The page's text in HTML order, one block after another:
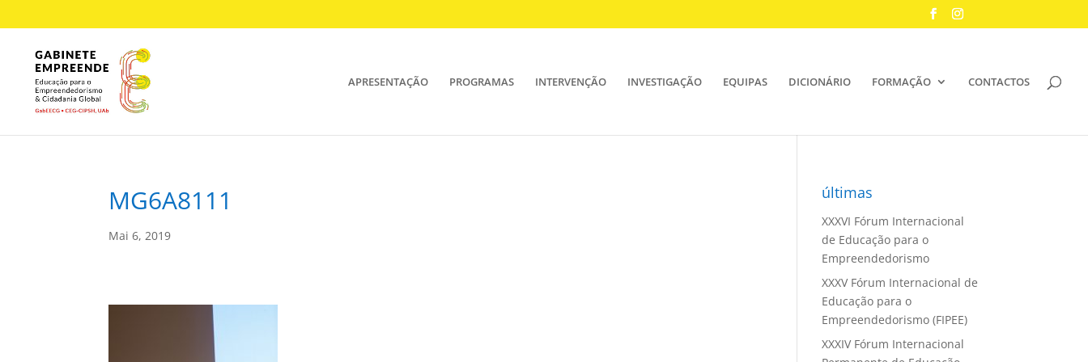
APRESENTAÇÃO PROGRAMAS INTERVENÇÃO INVESTIGAÇÃO EQUIPAS DICIONÁRIO FORMAÇÃO CONTACTOS
MG6A8111
Mai 6, 2019
últimas
XXXVI Fórum Internacional
de Educação para o
Empreendedorismo
XXXV Fórum Internacional de
Educação para o
Empreendedorismo (FIPEE)
XXXIV Fórum Internacional